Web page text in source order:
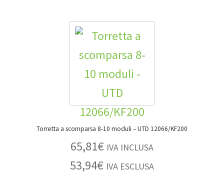
Torretta a scomparsa 8-10 moduli – UTD 12066/KF200
65,81€ IVA INCLUSA
53,94€ IVA ESCLUSA